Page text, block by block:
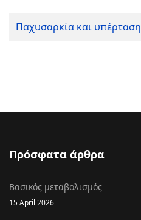
Παχυσαρκία και υπέρταση
Πρόσφατα άρθρα
Βασικός μεταβολισμός
15 April 2026